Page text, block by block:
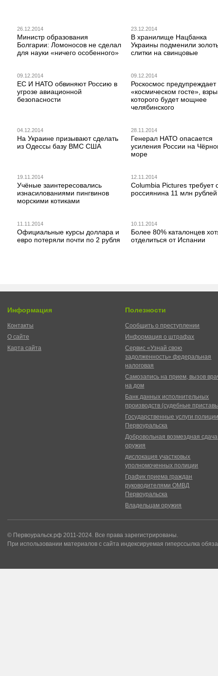
26.12.2014
Министр образования
Болгарии: Ломоносов не сделал
для науки «ничего особенного»
23.12.2014
В хранилище Нацбанка
Украины подменили
слитки на свинцовые
09.12.2014
ЕС И НАТО обвиняют Россию в
угрозе авиационной
безопасности
09.12.2014
Роскосмос предупреждает
«космическом госте»,
которого будет мощнее
челябинского
04.12.2014
На Украине призывают сделать
из Одессы базу ВМС США
28.11.2014
Генерал НАТО опасается
усиления России на
море
19.11.2014
Учёные заинтересовались
изнасилованиями пингвинов
морскими котиками
12.11.2014
Columbia Pictures требует
россиянина 11 млн рублей
11.11.2014
Официальные курсы доллара и
евро потеряли почти по 2 рубля
10.11.2014
Более 80% каталонцев
отделиться от Испании
Информация
Контакты
О сайте
Карта сайта
Полезности
Сообщить о преступлении
Информация о штрафах
Сервис «Узнай свою
задолженность» федеральная
налоговая
Самозапись на прием, вызов
на дом
Банк данных исполнительных
производств (судебные
Государственные услуги
Первоуральска
Добровольная возмездная сдача
оружия
дислокация участковых
уполномоченных полиции
График приема граждан
руководителями ОМВД
Первоуральска
Владельцам оружия
© Первоуральск.рф 2011-2024. Все права зарегистрированы.
При использовании материалов с сайта индексируемая гиперссылка